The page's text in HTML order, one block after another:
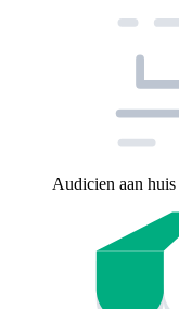
Audicien aan huis